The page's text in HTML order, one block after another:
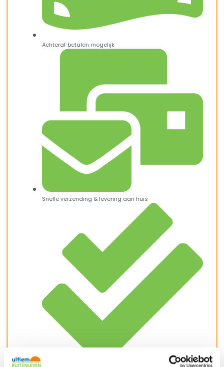
Achteraf betalen mogelijk
Snelle verzending & levering aan huis